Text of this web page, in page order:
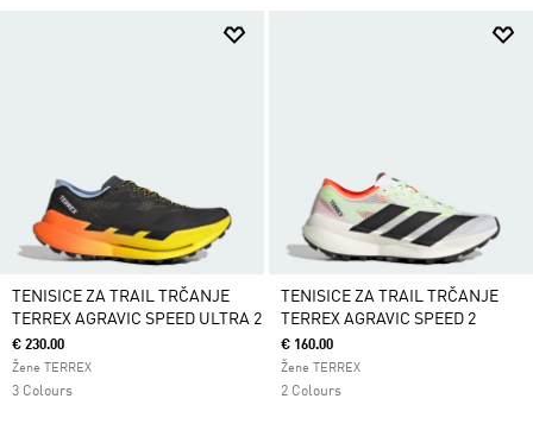
TENISICE ZA TRAIL TRČANJE
TERREX AGRAVIC SPEED ULTRA 2
€ 230.00
Žene TERREX
3 Colours
TENISICE ZA TRAIL TRČANJE
TERREX AGRAVIC SPEED 2
€ 160.00
Žene TERREX
2 Colours